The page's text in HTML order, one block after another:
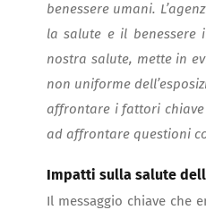
benessere umani.
la salute e il benessere
nostra salute, mette in
non uniforme
affrontare i fattori
ad affrontare questioni
Impatti sulla salute
Il messaggio chiave che